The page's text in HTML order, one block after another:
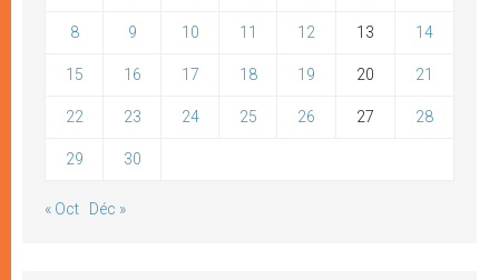
8 9 10 11 12 13 14
15 16 17 18 19 20 21
22 23 24 25 26 27 28
29 30
« Oct Déc »